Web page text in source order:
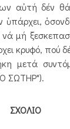
αὐτή δέν
ὑπάρχει,
μή
κρυφό, πού
μετά
ΣΩΤΗΡ").
ΣΧΟΛΙΟ